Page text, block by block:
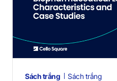
Sách trắng Sách trắng